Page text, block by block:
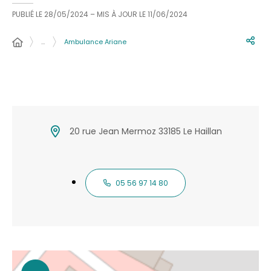
PUBLIÉ LE 28/05/2024 – MIS À JOUR LE11/06/2024
… Ambulance Ariane
20 rue Jean Mermoz 33185 Le Haillan
05 56 97 14 80